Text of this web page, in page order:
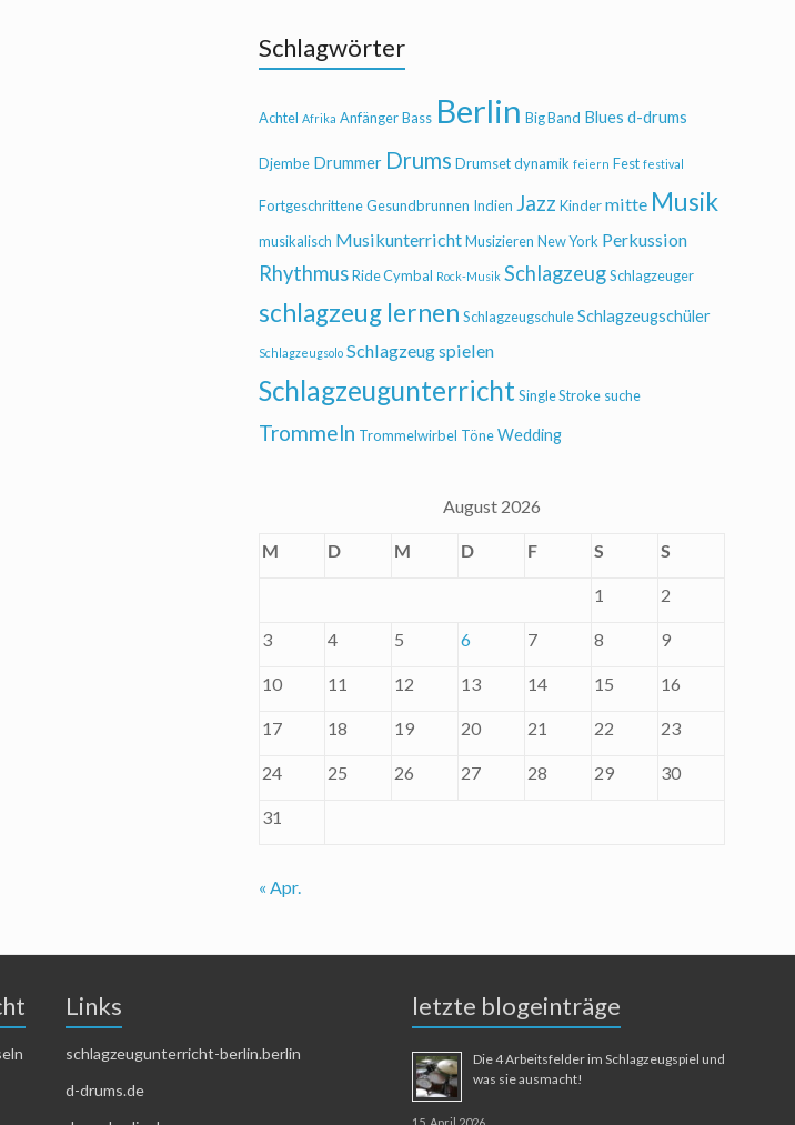
Schlagwörter
Achtel Afrika AnfängerBass Berlin Big Band Blues d-drums
Djembe Drummer Drums Drumsetdynamik feiern Fest festival
FortgeschritteneGesundbrunnen Indien Jazz Kindermitte Musik
musikalisch MusikunterrichtMusizieren New York Perkussion
RhythmusRide Cymbal Rock-Musik SchlagzeugSchlagzeuger
schlagzeug lernen SchlagzeugschuleSchlagzeugschüler
Schlagzeugsolo Schlagzeug spielen
SchlagzeugunterrichtSingle Stroke suche
Trommeln Trommelwirbel TöneWedding
August 2026
M D M D F S S
1 2
3 4 5 6 7 8 9
10 11 12 13 14 15 16
17 18 19 20 21 22 23
24 25 26 27 28 29 30
31
« Apr.
Links
schlagzeugunterricht-berlin.berlin
d-drums.de
letzte blogeinträge
Die 4 Arbeitsfelder im Schlagzeugspiel und
was sie ausmacht!